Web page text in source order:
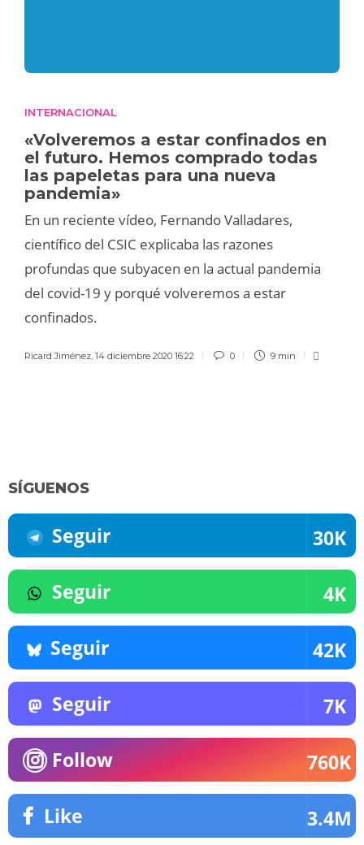
INTERNACIONAL
«Volveremos a estar confinados en
el futuro. Hemos comprado todas
las papeletas para una nueva
pandemia»
En un reciente vídeo, Fernando Valladares,
científico del CSIC explicaba las razones
profundas que subyacen en la actual pandemia
del covid-19 y porqué volveremos a estar
confinados.
Ricard Jiménez, 14 diciembre 2020 16:22 0 9 min
SÍGUENOS
Seguir 30K
Seguir 4K
Seguir 42K
Seguir 7K
Follow 760K
Like 3.4M